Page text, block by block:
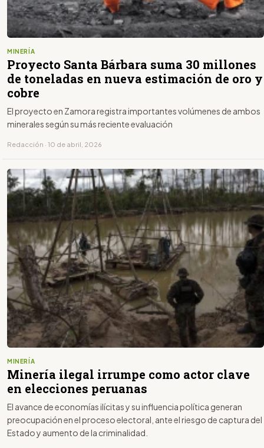
MINERÍA
Proyecto Santa Bárbara suma 30 millones
de toneladas en nueva estimación de oro y
cobre
El proyecto en Zamora registra importantes volúmenes de ambos
minerales según su más reciente evaluación
Redacción · 10 de abril, 2026
MINERÍA
Minería ilegal irrumpe como actor clave
en elecciones peruanas
El avance de economías ilícitas y su influencia política generan
preocupación en el proceso electoral, ante el riesgo de captura del
Estado y aumento de la criminalidad.